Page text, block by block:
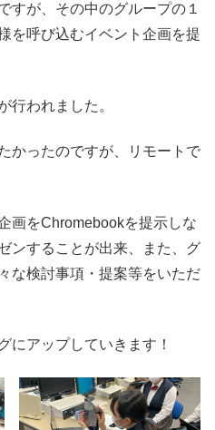
すが、その中のグループの１
を呼び込むイベント企画を提
行われました。
かったのですが、リモートで
画をChromebookを提示しな
ンすることが出来、また、グ
な検討事項・提案等をいただ
にアップしていきます！